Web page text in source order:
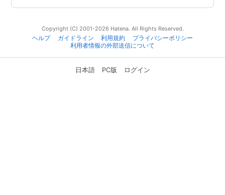
Copyright (C) 2001-2026 Hatena. All Rights Reserved.
ヘルプ
ガイドライン 利用規約
プライバシーポリシー
利用者情報の外部送信について
日本語 PC版 ログイン